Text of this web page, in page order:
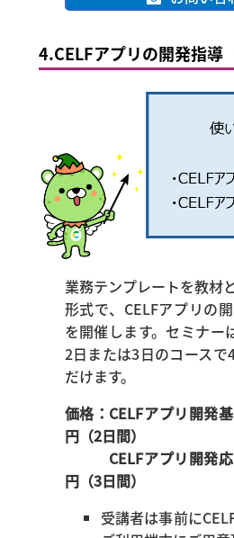
4.CELFアプリの開発指導
業務テンプレートを教材
形式で、CELFアプリの
を開催します。セミナー
2日または3日のコースで
だけます。
価格：CELFアプリ開発
円（2日間）
CELFアプリ開発応
円（3日間）
受講者は事前に